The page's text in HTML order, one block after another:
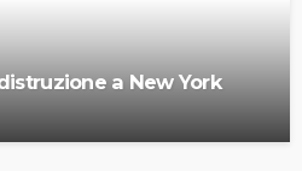
a New York